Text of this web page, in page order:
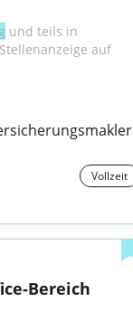
und teils in
auf
Vollzeit
Bereich